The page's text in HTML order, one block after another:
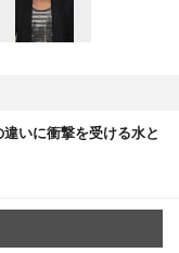
いに衝撃を受ける水と